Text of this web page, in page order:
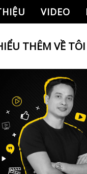
VIDEO
THÊM VỀ TÔI